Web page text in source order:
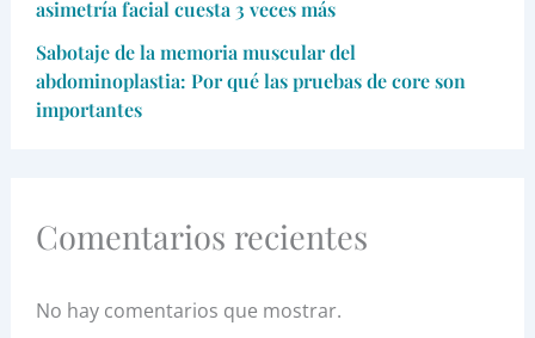
asimetría facial cuesta 3 veces más
Sabotaje de la memoria muscular del
abdominoplastia: Por qué las pruebas de core son
importantes
Comentarios recientes
No hay comentarios que mostrar.